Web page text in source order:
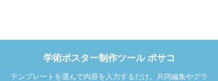
学術ポスター制作ツール ポサコ
テンプレートを選んで内容を入力するだけ。共同編集やグラ